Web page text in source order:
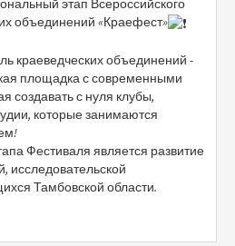
этап Всероссийского
объединений «Краефест»
краеведческих объединений -
площадка с современными
создавать с нуля клубы,
которые занимаются
Фестиваля является развитие
исследовательской
Тамбовской области.